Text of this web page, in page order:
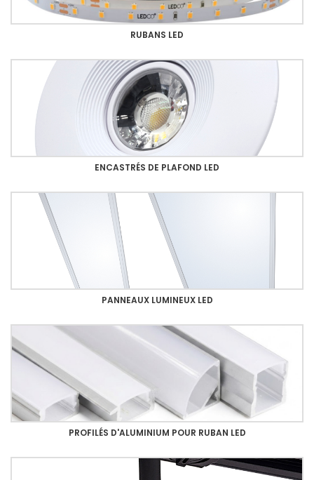
RUBANS LED
ENCASTRÉS DE PLAFOND LED
PANNEAUX LUMINEUX LED
PROFILÉS D'ALUMINIUM POUR RUBAN LED